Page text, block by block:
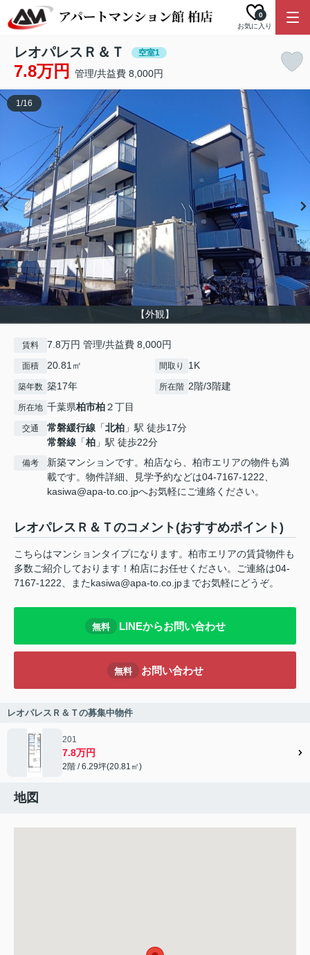
お気に入り
0
レオパレスＲ＆Ｔ 空室1
7.8万円 管理/共益費 8,000円
【外観】
1/16
賃料 7.8万円 管理/共益費 8,000円
面積 20.81㎡ 間取り 1K
築年数 築17年 所在階 2階/3階建
所在地 千葉県柏市柏２丁目
交通 常磐緩行線 「北柏 」駅 徒歩17分
常磐線 「柏 」駅 徒歩22分
備考
新築マンションです。柏店なら、柏市エリアの物件も満
載です。物件詳細、見学予約などは04-7167-1222、
kasiwa@apa-to.co.jpへお気軽にご連絡ください。
レオパレスＲ＆Ｔのコメント(おすすめポイント)
こちらはマンションタイプになります。柏市エリアの賃貸物件も
多数ご紹介しております！柏店にお任せください。ご連絡は04-
7167-1222、またkasiwa@apa-to.co.jpまでお気軽にどうぞ。
無料 LINEからお問い合わせ
無料 お問い合わせ
レオパレスＲ＆Ｔの募集中物件
201
7.8万円
2階 / 6.29坪(20.81㎡)
地図